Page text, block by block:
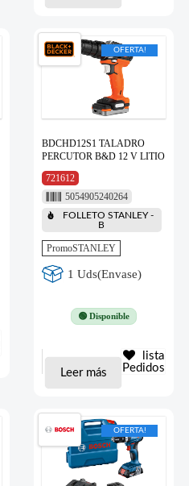
OFERTA!
BDCHD12S1 TALADRO
PERCUTOR B&D 12 V LITIO
721612
5054905240264
FOLLETO STANLEY -
B
PromoSTANLEY
1 Uds(Envase)
🟢 Disponible
Leer más
lista
Pedidos
OFERTA!